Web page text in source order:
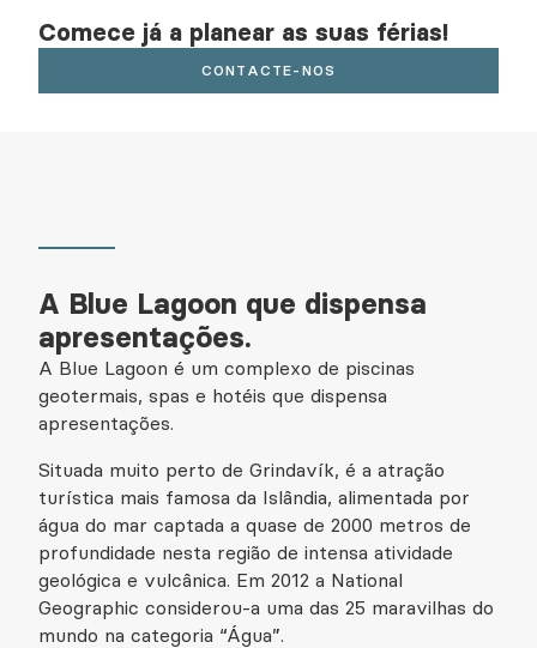
Comece já a planear as suas férias!
CONTACTE-NOS
A Blue Lagoon que dispensa
apresentações.
A Blue Lagoon é um complexo de piscinas
geotermais, spas e hotéis que dispensa
apresentações.
Situada muito perto de Grindavík, é a atração
turística mais famosa da Islândia, alimentada por
água do mar captada a quase de 2000 metros de
profundidade nesta região de intensa atividade
geológica e vulcânica. Em 2012 a National
Geographic considerou-a uma das 25 maravilhas do
mundo na categoria “Água”.